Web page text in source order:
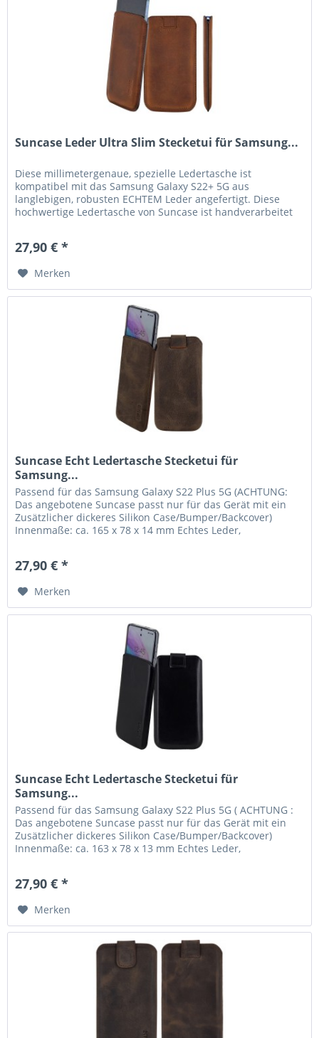
Suncase Leder Ultra Slim Stecketui für Samsung...
Diese millimetergenaue, spezielle Ledertasche ist
kompatibel mit das Samsung Galaxy S22+ 5G aus
langlebigen, robusten ECHTEM Leder angefertigt. Diese
hochwertige Ledertasche von Suncase ist handverarbeitet
27,90 € *
Merken
Suncase Echt Ledertasche Stecketui für
Samsung...
Passend für das Samsung Galaxy S22 Plus 5G (ACHTUNG:
Das angebotene Suncase passt nur für das Gerät mit ein
Zusätzlicher dickeres Silikon Case/Bumper/Backcover)
Innenmaße: ca. 165 x 78 x 14 mm Echtes Leder,
27,90 € *
Merken
Suncase Echt Ledertasche Stecketui für
Samsung...
Passend für das Samsung Galaxy S22 Plus 5G ( ACHTUNG :
Das angebotene Suncase passt nur für das Gerät mit ein
Zusätzlicher dickeres Silikon Case/Bumper/Backcover)
Innenmaße: ca. 163 x 78 x 13 mm Echtes Leder,
27,90 € *
Merken